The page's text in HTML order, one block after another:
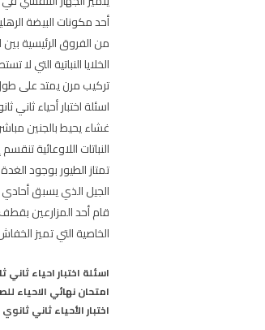
أحد مكونات البيضة
من الفروق الرئيسية بين
الخلايا النباتية التي
تركيب مرن يمتد على
اسئلة اختبار أحياء
غشاء يحيط بالجنين
النباتات اللاوعائية
تمتاز الطيور بوجود
الجيل الذي يسبق أحادي
قام أحد المزارعين
الخاصية التي تميز
اسئلة اختبار احياء ثاني
امتحان نهائي الاحياء
اختبار الأحياء ثاني ثانوي ف١ مع الحل